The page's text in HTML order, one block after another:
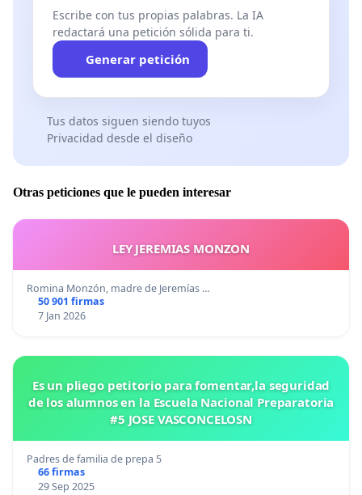
Escribe con tus propias palabras. La IA
redactará una petición sólida para ti.
Generar petición
Tus datos siguen siendo tuyos
Privacidad desde el diseño
Otras peticiones que le pueden interesar
LEY JEREMIAS MONZON
Romina Monzón, madre de Jeremías …
50 901 firmas
7 Jan 2026
Es un pliego petitorio para fomentar,la seguridad
de los alumnos en la Escuela Nacional Preparatoria
#5 JOSE VASCONCELOSN
Padres de familia de prepa 5
66 firmas
29 Sep 2025